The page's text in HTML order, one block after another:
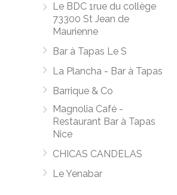
Le BDC 1rue du collège
73300 St Jean de
Maurienne
Bar à Tapas Le S
La Plancha - Bar à Tapas
Barrique & Co
Magnolia Café -
Restaurant Bar à Tapas
Nice
CHICAS CANDELAS
Le Yenabar